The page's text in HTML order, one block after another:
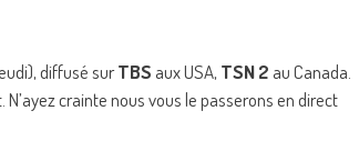
diffusé surTBS aux USA, TSN 2 au Canada.
crainte nous vous le passerons en direct